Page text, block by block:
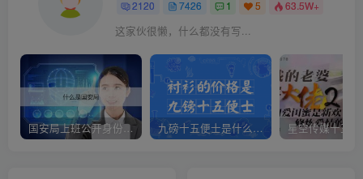
2120 7426 1 5 63.5W+
这家伙很懒，什么都没有写...
国安局上班公开身份是什么（国安身份对家人保密吗） 九磅十五便士是什么意思（九磅十五便士是什么梗）